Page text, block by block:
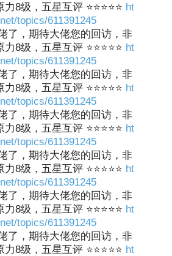
8级，五星互评 ⭐⭐⭐⭐⭐ ht
topics/611391245
了，期待大佬您的回访，非
8级，五星互评 ⭐⭐⭐⭐⭐ ht
topics/611391245
了，期待大佬您的回访，非
8级，五星互评 ⭐⭐⭐⭐⭐ ht
topics/611391245
了，期待大佬您的回访，非
8级，五星互评 ⭐⭐⭐⭐⭐ ht
topics/611391245
了，期待大佬您的回访，非
8级，五星互评 ⭐⭐⭐⭐⭐ ht
topics/611391245
了，期待大佬您的回访，非
8级，五星互评 ⭐⭐⭐⭐⭐ ht
topics/611391245
了，期待大佬您的回访，非
8级，五星互评 ⭐⭐⭐⭐⭐ ht